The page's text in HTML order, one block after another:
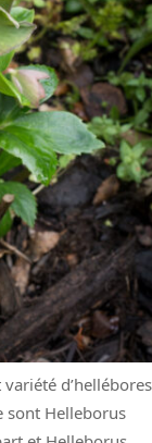
sont Helleborus